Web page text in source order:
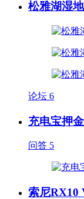
松雅湖湿
论坛 6
充电宝押
问答 5
索尼RX10